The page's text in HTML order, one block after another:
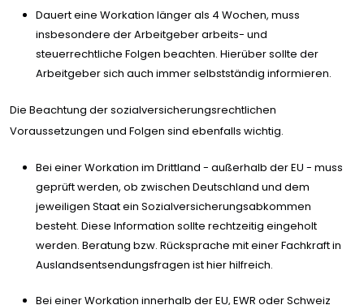
Dauert eine Workation länger als 4 Wochen, muss
insbesondere der Arbeitgeber arbeits- und
steuerrechtliche Folgen beachten. Hierüber sollte der
Arbeitgeber sich auch immer selbstständig informieren.
Die Beachtung der sozialversicherungsrechtlichen
Voraussetzungen und Folgen sind ebenfalls wichtig.
Bei einer Workation im Drittland - außerhalb der EU - muss
geprüft werden, ob zwischen Deutschland und dem
jeweiligen Staat ein Sozialversicherungsabkommen
besteht. Diese Information sollte rechtzeitig eingeholt
werden. Beratung bzw. Rücksprache mit einer Fachkraft in
Auslandsentsendungsfragen ist hier hilfreich.
Bei einer Workation innerhalb der EU, EWR oder Schweiz